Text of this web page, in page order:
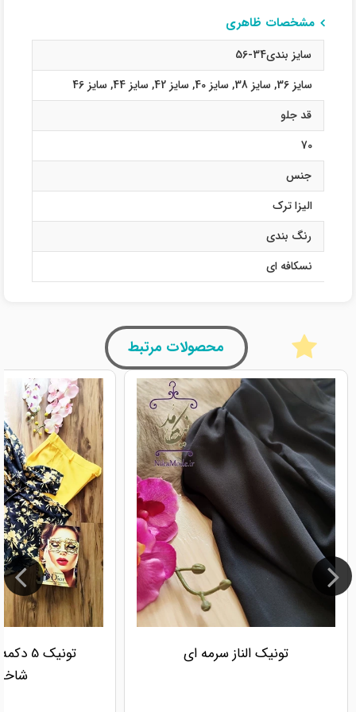
مشخصات ظاهری
سایز بندی34-56
سایز 36
, سایز 38 , سایز 40 , سایز 42 , سایز 44 , سایز 46
قد جلو
70
جنس
الیزا ترک
رنگ بندی
نسکافه ای
محصولات مرتبط
تونیک الناز سرمه ای